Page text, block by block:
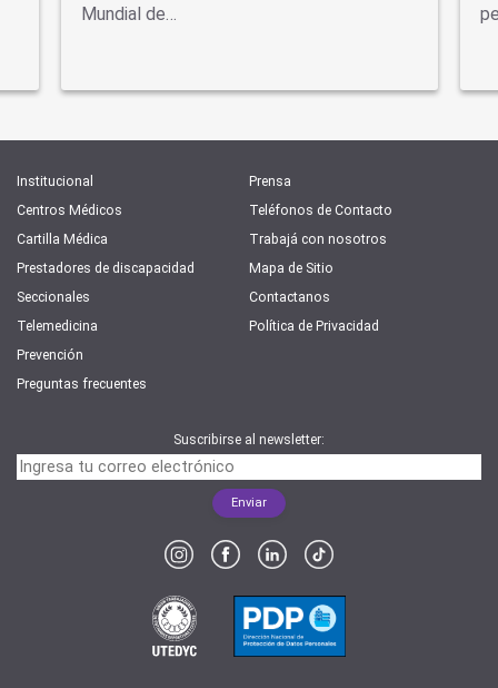
Mundial de…
Institucional
Centros Médicos
Cartilla Médica
Prestadores de discapacidad
Seccionales
Telemedicina
Prevención
Preguntas frecuentes
Prensa
Teléfonos de Contacto
Trabajá con nosotros
Mapa de Sitio
Contactanos
Política de Privacidad
Suscribirse al newsletter: